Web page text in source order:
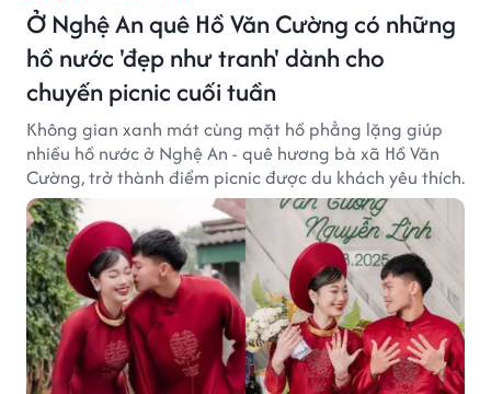
Ở Nghệ An quê Hồ Văn Cường có những
hồ nước 'đẹp như tranh' dành cho
chuyến picnic cuối tuần
Không gian xanh mát cùng mặt hồ phẳng lặng giúp
nhiều hồ nước ở Nghệ An - quê hương bà xã Hồ Văn
Cường, trở thành điểm picnic được du khách yêu thích.